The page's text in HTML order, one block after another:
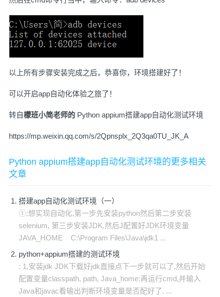
以上所有步骤安装完成之后，恭喜你，环境搭建好了！
可以开启app自动化体验之旅了！
转自檬班小简老师的 Python appium搭建app自动化测试环境
https://mp.weixin.qq.com/s/2Qpnsplx_2Q3qa0TU_JK_A
Python appium搭建app自动化测试环境的更多相关
文章
搭建app自动化测试环境（一）
①:想实现自动化,第一步先安装python然后第二步安装
selenium, 第三步安装JDK,然后J配置好JDK环境变量
JAVA_HOME C:\Program Files\Java\jdk1 ...
python+appium搭建的测试环境
: 1,安装jdk JDK下载好jdk直接点下一步就可以了,然后开始
配置变量classpath, path, Java_home:再运行cmd,并输入
Java和javac看输出判断环境变量是否配好了. ...